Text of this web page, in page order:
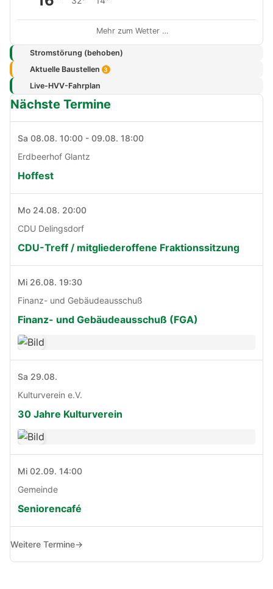
Mehr zum Wetter …
Stromstörung (behoben)
Aktuelle Baustellen 3
Live-HVV-Fahrplan
Nächste Termine
Sa 08.08. 10:00 - 09.08. 18:00
Erdbeerhof Glantz
Hoffest
Mo 24.08. 20:00
CDU Delingsdorf
CDU-Treff / mitgliederoffene Fraktionssitzung
Mi 26.08. 19:30
Finanz- und Gebäudeausschuß
Finanz- und Gebäudeausschuß (FGA)
Sa 29.08.
Kulturverein e.V.
30 Jahre Kulturverein
Mi 02.09. 14:00
Gemeinde
Seniorencafé
Weitere Termine→